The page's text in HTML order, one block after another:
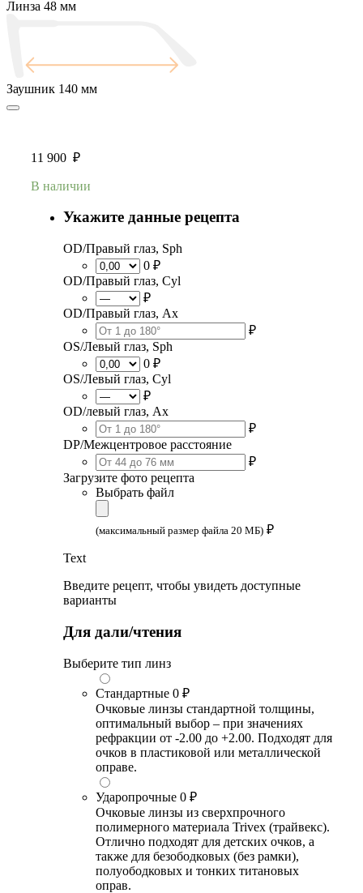
Линза 48 мм
Заушник 140 мм
11 900 ₽
В наличии
Укажите данные рецепта
OD/Правый глаз, Sph
0 ₽
OD/Правый глаз, Cyl
₽
OD/Правый глаз, Ax
₽
OS/Левый глаз, Sph
0 ₽
OS/Левый глаз, Cyl
₽
OD/левый глаз, Ax
₽
DP/Межцентровое расстояние
₽
Загрузите фото рецепта
Выбрать файл
(максимальный размер файла 20 МБ) ₽
Text
Введите рецепт, чтобы увидеть доступные
варианты
Для дали/чтения
Выберите тип линз
Стандартные 0 ₽
Очковые линзы стандартной толщины,
оптимальный выбор – при значениях
рефракции от -2.00 до +2.00. Подходят для
очков в пластиковой или металлической
оправе.
Ударопрочные 0 ₽
Очковые линзы из сверхпрочного
полимерного материала Trivex (трайвекс).
Отлично подходят для детских очков, а
также для безободковых (без рамки),
полуободковых и тонких титановых
оправ.